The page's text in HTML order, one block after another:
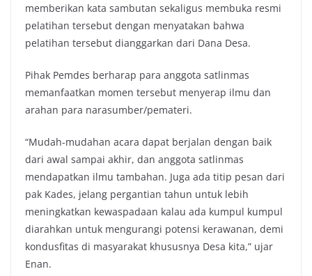
memberikan kata sambutan sekaligus membuka resmi
pelatihan tersebut dengan menyatakan bahwa
pelatihan tersebut dianggarkan dari Dana Desa.
Pihak Pemdes berharap para anggota satlinmas
memanfaatkan momen tersebut menyerap ilmu dan
arahan para narasumber/pemateri.
“Mudah-mudahan acara dapat berjalan dengan baik
dari awal sampai akhir, dan anggota satlinmas
mendapatkan ilmu tambahan. Juga ada titip pesan dari
pak Kades, jelang pergantian tahun untuk lebih
meningkatkan kewaspadaan kalau ada kumpul kumpul
diarahkan untuk mengurangi potensi kerawanan, demi
kondusfitas di masyarakat khususnya Desa kita,” ujar
Enan.